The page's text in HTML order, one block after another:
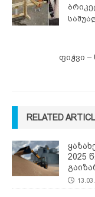
ფიჭვი –
RELATED
2025